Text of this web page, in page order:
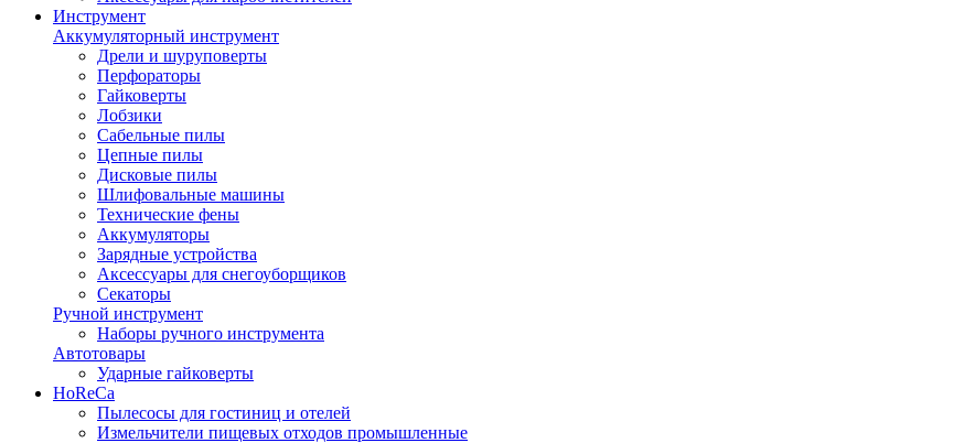
Инструмент
Аккумуляторный инструмент
Дрели и шуруповерты
Перфораторы
Гайковерты
Лобзики
Сабельные пилы
Цепные пилы
Дисковые пилы
Шлифовальные машины
Технические фены
Аккумуляторы
Зарядные устройства
Аксессуары для снегоуборщиков
Секаторы
Ручной инструмент
Наборы ручного инструмента
Автотовары
Ударные гайковерты
HoReCa
Пылесосы для гостиниц и отелей
Измельчители пищевых отходов промышленные